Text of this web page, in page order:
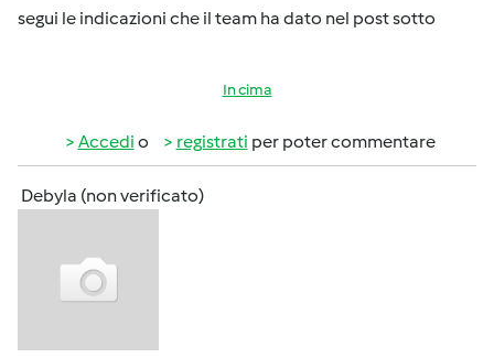
segui le indicazioni che il team ha dato nel post sotto
In cima
Accedi o registrati per poter commentare
Debyla (non verificato)